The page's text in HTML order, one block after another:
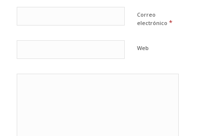
Correo
electrónico *
Web